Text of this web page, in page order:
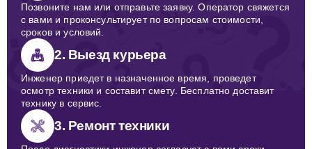
Позвоните нам или отправьте заявку. Оператор свяжется
с вами и проконсультирует по вопросам стоимости,
сроков и условий.
2. Выезд курьера
Инженер приедет в назначенное время, проведет
осмотр техники и составит смету. Бесплатно доставит
технику в сервис.
3. Ремонт техники